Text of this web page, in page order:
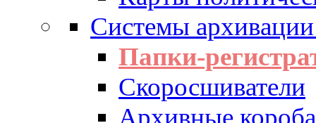
Системы
Папки-
Скоросшиватели
Архивные